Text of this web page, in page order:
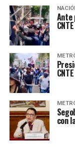
Ante
con